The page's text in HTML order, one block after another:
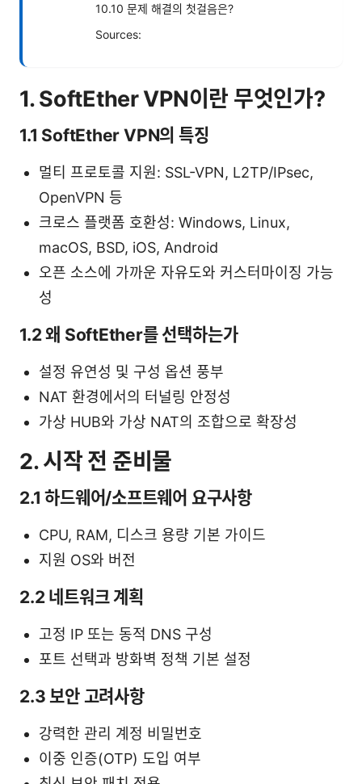
10.10 문제 해결의 첫걸음은?
Sources:
1. SoftEther VPN이란 무엇인가?
1.1 SoftEther VPN의 특징
멀티 프로토콜 지원: SSL-VPN, L2TP/IPsec,
OpenVPN 등
크로스 플랫폼 호환성: Windows, Linux,
macOS, BSD, iOS, Android
오픈 소스에 가까운 자유도와 커스터마이징 가능
성
1.2 왜 SoftEther를 선택하는가
설정 유연성 및 구성 옵션 풍부
NAT 환경에서의 터널링 안정성
가상 HUB와 가상 NAT의 조합으로 확장성
2. 시작 전 준비물
2.1 하드웨어/소프트웨어 요구사항
CPU, RAM, 디스크 용량 기본 가이드
지원 OS와 버전
2.2 네트워크 계획
고정 IP 또는 동적 DNS 구성
포트 선택과 방화벽 정책 기본 설정
2.3 보안 고려사항
강력한 관리 계정 비밀번호
이중 인증(OTP) 도입 여부